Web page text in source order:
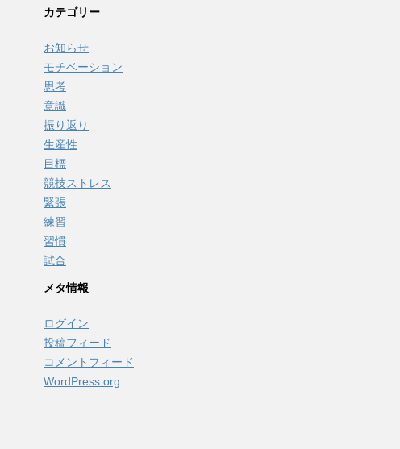
カテゴリー
お知らせ
モチベーション
思考
意識
振り返り
生産性
目標
競技ストレス
緊張
練習
習慣
試合
メタ情報
ログイン
投稿フィード
コメントフィード
WordPress.org